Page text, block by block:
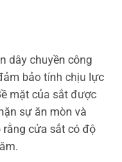
dây chuyền công
bảo tính chịu lực
mặt của sắt được
sự ăn mòn và
rằng cửa sắt có độ